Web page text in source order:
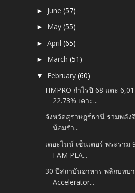
► June(57)
► May(55)
►April(65)
► March(51)
▼ February(60)
HMPRO กำไรปี 68 แตะ
22.73% เคาะ...
จังหวัดสุราษฎร์ธานี รวมพลัง
น้อมรำ...
เดอะไนน์ เซ็นเตอร์ พระราม
FAM PLA...
30 ปีสถาบันอาหาร พลิกบทบ
Accelerator...